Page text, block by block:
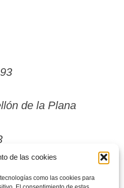
de las cookies
como las cookies para
de la Plana